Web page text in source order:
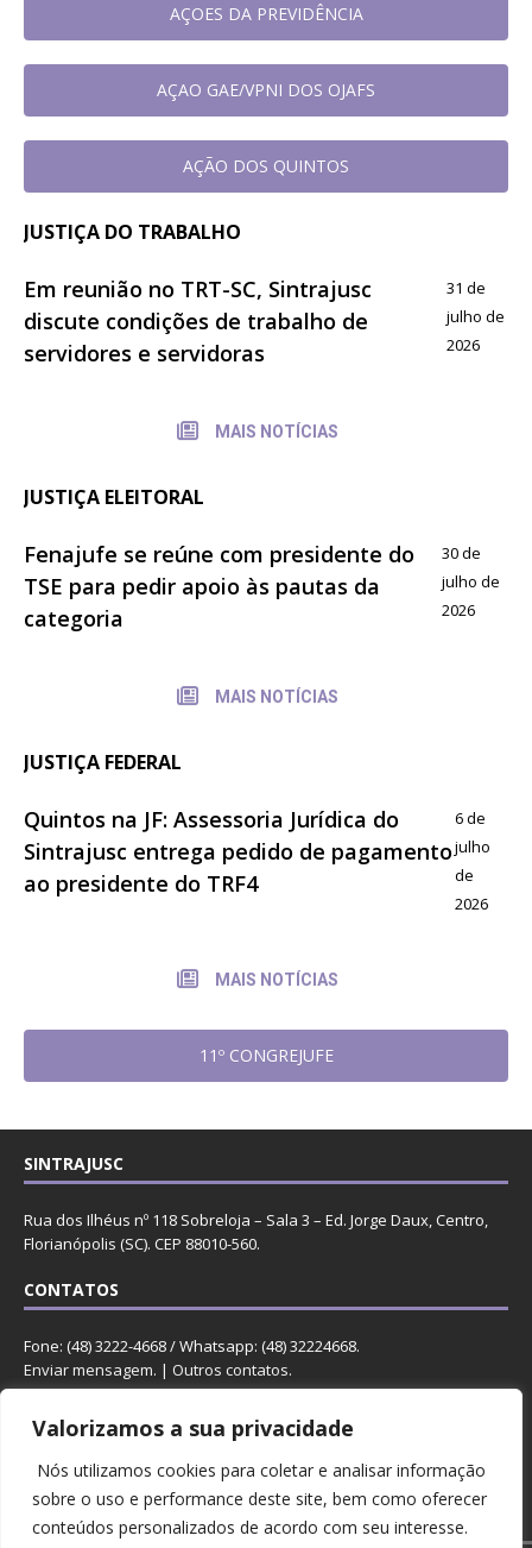
Valorizamos a sua privacidade
Nós utilizamos cookies para coletar e analisar informação
sobre o uso e performance deste site, bem como oferecer
conteúdos personalizados de acordo com seu interesse.
AÇOES DA PREVIDÊNCIA
AÇAO GAE/VPNI DOS OJAFS
AÇÃO DOS QUINTOS
JUSTIÇA DO TRABALHO
Em reunião no TRT-SC, Sintrajusc
discute condições de trabalho de
servidores e servidoras
31 de
julho de
2026
MAIS NOTÍCIAS
JUSTIÇA ELEITORAL
Fenajufe se reúne com presidente do
TSE para pedir apoio às pautas da
categoria
30 de
julho de
2026
MAIS NOTÍCIAS
JUSTIÇA FEDERAL
Quintos na JF: Assessoria Jurídica do
Sintrajusc entrega pedido de pagamento
ao presidente do TRF4
6 de
julho
de
2026
MAIS NOTÍCIAS
11º CONGREJUFE
SINTRAJUSC
Rua dos Ilhéus nº 118 Sobreloja – Sala 3 – Ed. Jorge Daux, Centro,
Florianópolis (SC). CEP 88010-560.
CONTATOS
Fone: (48) 3222-4668 / Whatsapp: (48) 32224668.
Enviar mensagem. | Outros contatos.
REDES